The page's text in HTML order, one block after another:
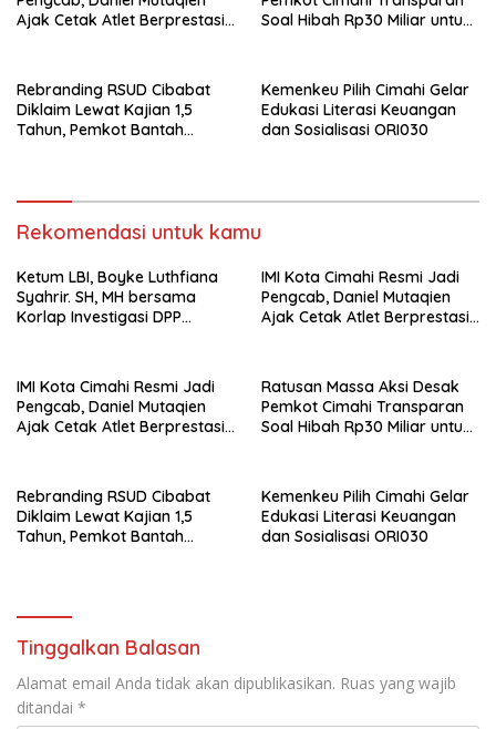
Parungponteng,
Ajak Cetak Atlet Berprestasi
Soal Hibah Rp30 Miliar untuk
Rebranding RSUD Cibabat
Diklaim Lewat Kajian 1,5
Tahun, Pemkot Bantah
Kemenkeu Pilih Cimahi Gelar
Edukasi Literasi Keuangan
dan Sosialisasi ORI030
Rekomendasi untuk kamu
Ketum LBI, Boyke Luthfiana
Syahrir. SH, MH bersama
Korlap Investigasi DPP
Pembangunan Datatel
Diduga Belum Berizin di
Parungponteng,
IMI Kota Cimahi Resmi Jadi
Pengcab, Daniel Mutaqien
Ajak Cetak Atlet Berprestasi
IMI Kota Cimahi Resmi Jadi
Pengcab, Daniel Mutaqien
Ajak Cetak Atlet Berprestasi
Ratusan Massa Aksi Desak
Pemkot Cimahi Transparan
Soal Hibah Rp30 Miliar untuk
Rebranding RSUD Cibabat
Diklaim Lewat Kajian 1,5
Tahun, Pemkot Bantah
Kemenkeu Pilih Cimahi Gelar
Edukasi Literasi Keuangan
dan Sosialisasi ORI030
Tinggalkan Balasan
Alamat email Anda tidak akan dipublikasikan. Ruas yang wajib
ditandai *